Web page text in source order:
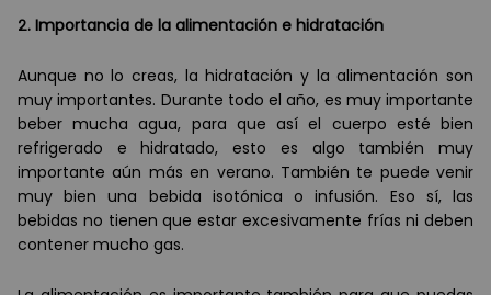
2. Importancia de la alimentación e hidratación
Aunque no lo creas, la hidratación y la alimentación son
muy importantes. Durante todo el año, es muy importante
beber mucha agua, para que asíel cuerpo estébien
refrigerado e hidratado, esto es algo también muy
importante aún más en verano. También te puede venir
muy bien una bebida isotónica o infusión. Eso sí, las
bebidas no tienen que estar excesivamente frías ni deben
contener mucho gas.